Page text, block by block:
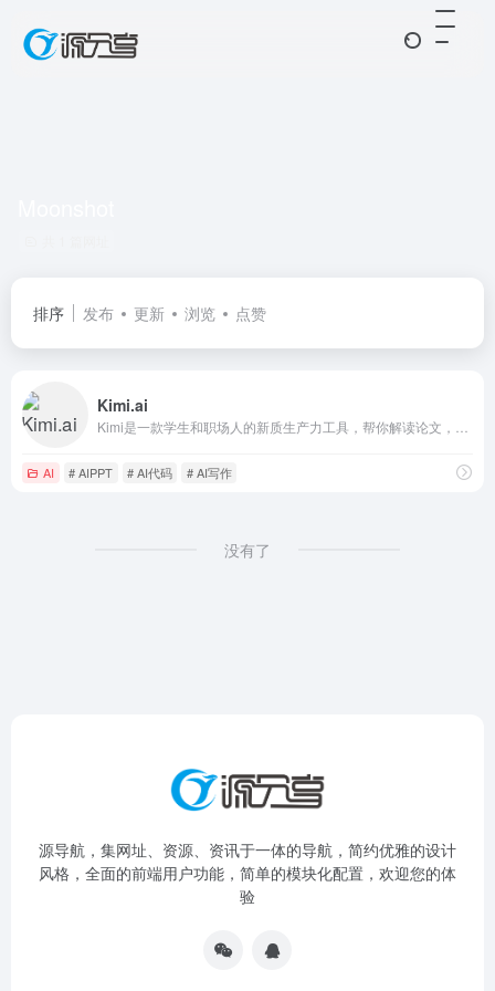
排序 发布 更新 浏览 点赞
Kimi.ai
AI # AIPPT # AI代码 # AI写作
没有了
源导航，集网址、资源、资讯于一体的导航，简约优雅的设计
风格，全面的前端用户功能，简单的模块化配置，欢迎您的体
验